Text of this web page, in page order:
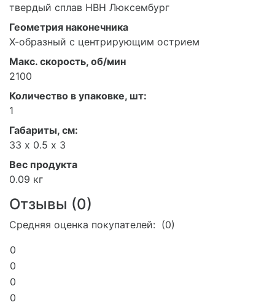
твердый сплав HBH Люксембург
Геометрия наконечника
Х-образный с центрирующим острием
Макс. скорость, об/мин
2100
Количество в упаковке, шт:
1
Габариты, см:
33 х 0.5 х 3
Вес продукта
0.09 кг
Отзывы (0)
Средняя оценка покупателей: (0)
0
0
0
0